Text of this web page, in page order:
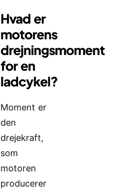
Hvad er
motorens
drejningsmoment
for en
ladcykel?
Moment er
den
drejekraft,
som
motoren
producerer